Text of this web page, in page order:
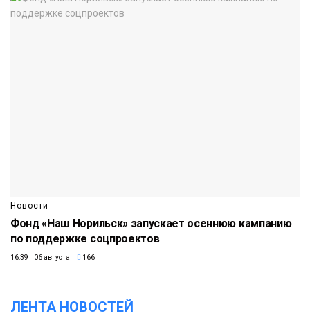
Новости
Фонд «Наш Норильск» запускает осеннюю кампанию
по поддержке соцпроектов
16:39 06 августа 166
ЛЕНТА НОВОСТЕЙ